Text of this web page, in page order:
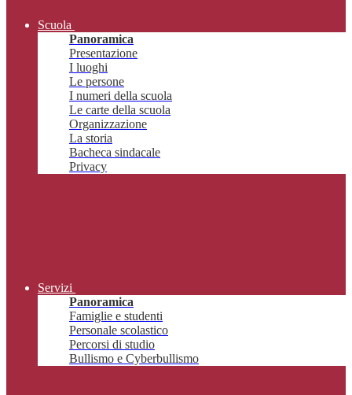
Scuola
Panoramica
Presentazione
I luoghi
Le persone
I numeri della scuola
Le carte della scuola
Organizzazione
La storia
Bacheca sindacale
Privacy
Servizi
Panoramica
Famiglie e studenti
Personale scolastico
Percorsi di studio
Bullismo e Cyberbullismo